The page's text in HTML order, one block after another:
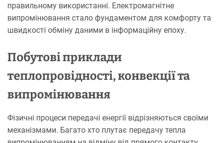
правильному використанні. Електромагнітне
випромінювання стало фундаментом для комфорту та
швидкості обміну даними в інформаційну епоху.
Побутові приклади
теплопровідності, конвекції та
випромінювання
Фізичні процеси передачі енергії відрізняються своїми
механізмами. Багато хто плутає передачу тепла